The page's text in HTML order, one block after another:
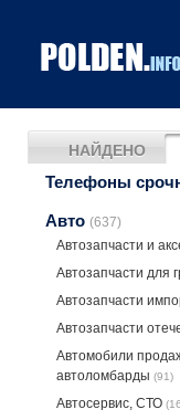
НАЙДЕНО
Телефоны
Авто (637)
Автозапчасти и
Автозапчасти для
Автозапчасти
Автозапчасти
Автомобили
автоломбарды (91)
Автосервис, СТО